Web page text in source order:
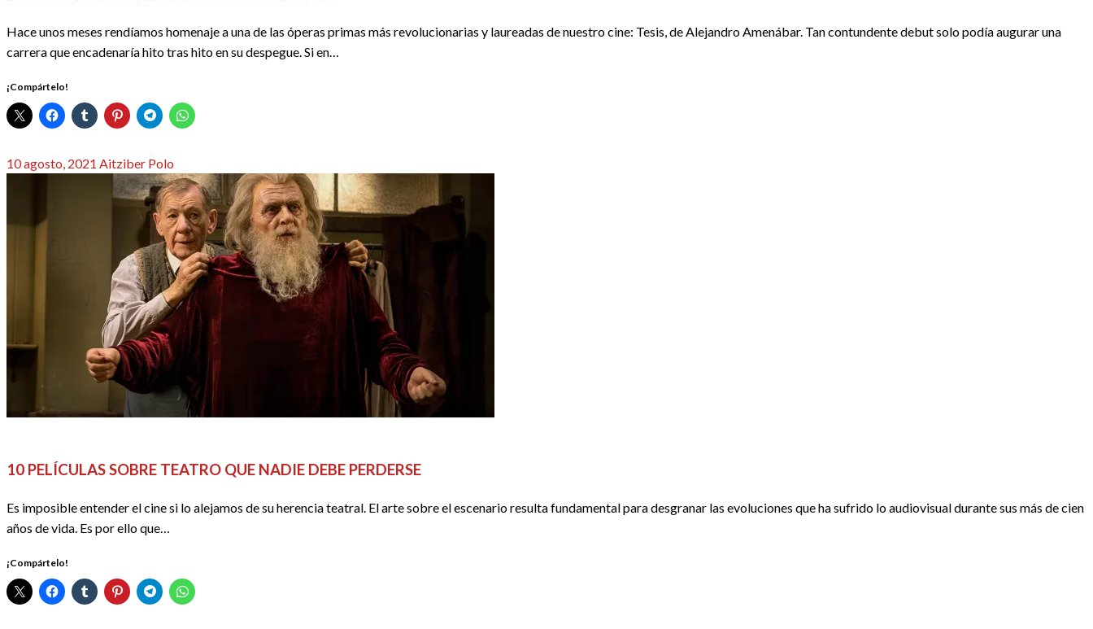
Hace unos meses rendíamos homenaje a una de las óperas primas más revolucionarias y laureadas de nuestro cine: Tesis, de Alejandro Amenábar. Tan contundente debut solo podía augurar una
carrera que encadenaría hito tras hito en su despegue. Si en…
¡Compártelo!
Publicado
10 agosto, 2021 Aitziber Polo
10 PELÍCULAS SOBRE TEATRO QUE NADIE DEBE PERDERSE
Es imposible entender el cine si lo alejamos de su herencia teatral. El arte sobre el escenario resulta fundamental para desgranar las evoluciones que ha sufrido lo audiovisual durante sus más de cien
años de vida. Es por ello que…
¡Compártelo!